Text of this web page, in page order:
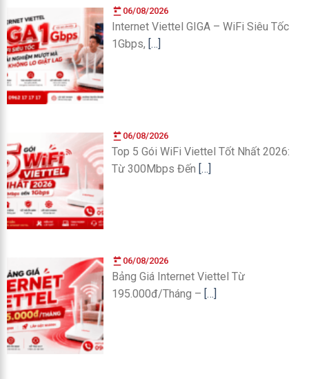
06/08/2026
Internet Viettel GIGA – WiFi Siêu Tốc
1Gbps, […]
06/08/2026
Top 5 Gói WiFi Viettel Tốt Nhất 2026:
Từ 300Mbps Đến […]
06/08/2026
Bảng Giá Internet Viettel Từ
195.000đ/Tháng – […]